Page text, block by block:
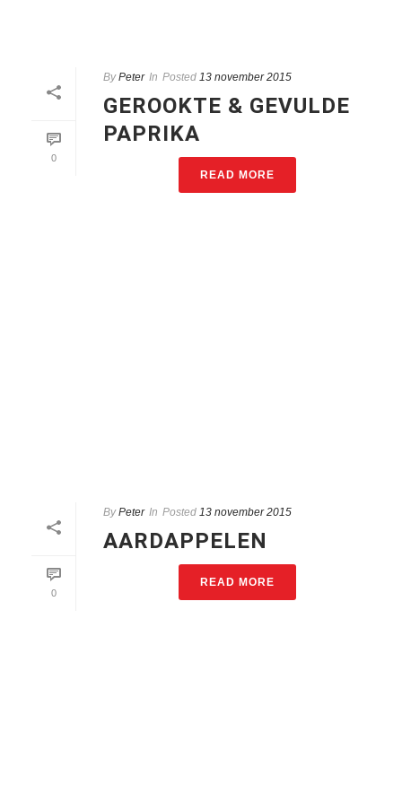
0
By Peter In Posted 13 november 2015
GEROOKTE & GEVULDE
PAPRIKA
READ MORE
0
By Peter In Posted 13 november 2015
AARDAPPELEN
READ MORE